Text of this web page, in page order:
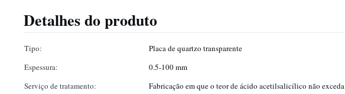
Detalhes do produto
Tipo: Placa de quartzo transparente
Espessura:
0.5-100 mm
Serviço de tratamento:
Fabricação em que o teor de ácido acetilsalicílico não exceda